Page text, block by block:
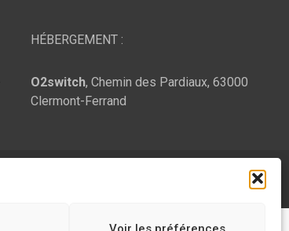
HÉBERGEMENT :
O2switch, Chemin des Pardiaux, 63000
Clermont-Ferrand